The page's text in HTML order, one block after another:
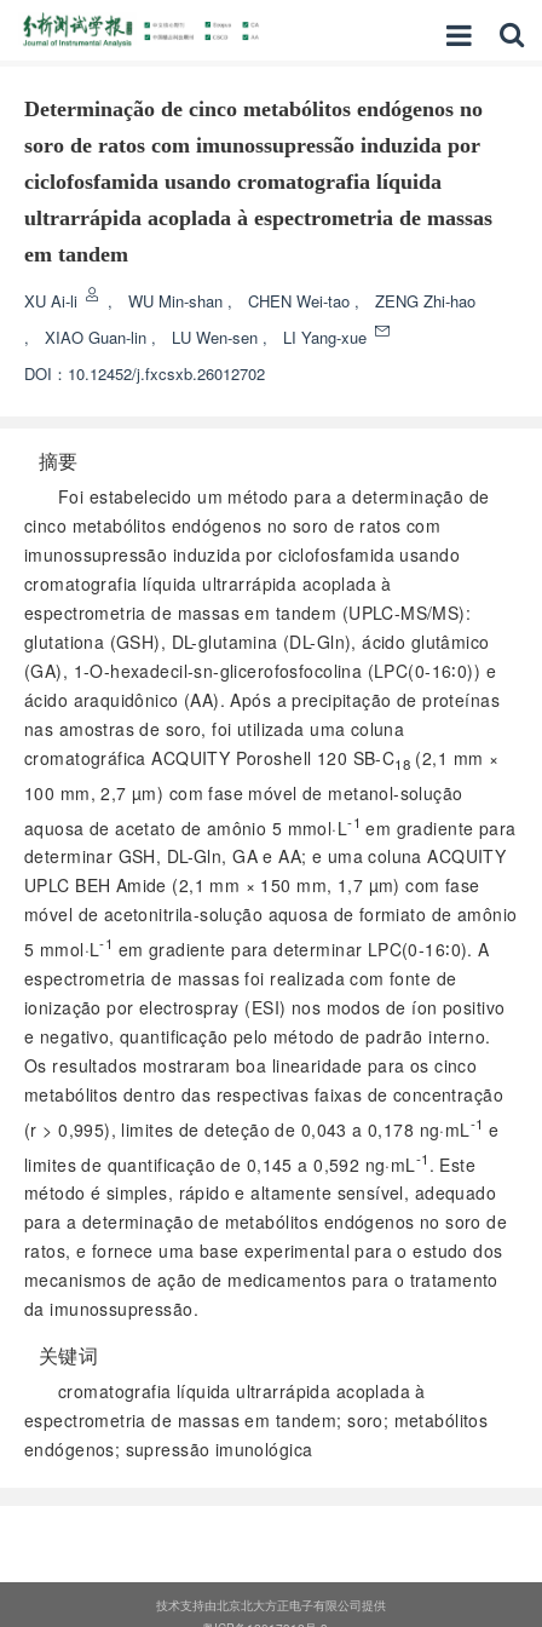
Determinação de cinco metabólitos endógenos no
soro de ratos com imunossupressão induzida por
ciclofosfamida usando cromatografia líquida
ultrarrápida acoplada à espectrometria de massas
em tandem
XU Ai-li , WU Min-shan , CHEN Wei-tao ,
ZENG Zhi-hao
,
XIAO Guan-lin , LU Wen-sen ,
LI Yang-xue
DOI： 10.12452/j.fxcsxb.26012702
摘要
Foi estabelecido um método para a determinação de
cinco metabólitos endógenos no soro de ratos com
imunossupressão induzida por ciclofosfamida usando
cromatografia líquida ultrarrápida acoplada à
espectrometria de massas em tandem (UPLC-MS/MS):
glutationa (GSH), DL-glutamina (DL-Gln), ácido glutâmico
(GA), 1-O-hexadecil-sn-glicerofosfocolina (LPC(0-16∶0)) e
ácido araquidônico (AA). Após a precipitação de proteínas
nas amostras de soro, foi utilizada uma coluna
cromatográfica ACQUITY Poroshell 120 SB-C18 (2,1 mm ×
100 mm, 2,7 µm) com fase móvel de metanol-solução
aquosa de acetato de amônio 5 mmol·L-1 em gradiente para
determinar GSH, DL-Gln, GA e AA; e uma coluna ACQUITY
UPLC BEH Amide (2,1 mm × 150 mm, 1,7 µm) com fase
móvel de acetonitrila-solução aquosa de formiato de amônio
5 mmol·L-1 em gradiente para determinar LPC(0-16∶0). A
espectrometria de massas foi realizada com fonte de
ionização por electrospray (ESI) nos modos de íon positivo
e negativo, quantificação pelo método de padrão interno.
Os resultados mostraram boa linearidade para os cinco
metabólitos dentro das respectivas faixas de concentração
(r > 0,995), limites de deteção de 0,043 a 0,178 ng·mL-1 e
limites de quantificação de 0,145 a 0,592 ng·mL-1 . Este
método é simples, rápido e altamente sensível, adequado
para a determinação de metabólitos endógenos no soro de
ratos, e fornece uma base experimental para o estudo dos
mecanismos de ação de medicamentos para o tratamento
da imunossupressão.
关键词
cromatografia líquida ultrarrápida acoplada à
espectrometria de massas em tandem; soro; metabólitos
endógenos; supressão imunológica
技术支持由北京北大方正电子有限公司提供